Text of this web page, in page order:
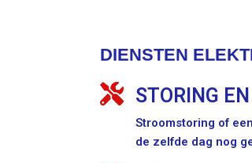
DIENSTEN
STORING
Stroomstoring of
de zelfde dag nog